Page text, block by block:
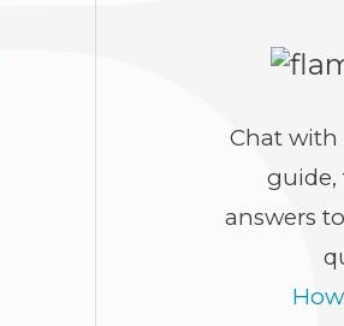
Chat with
guide,
answers